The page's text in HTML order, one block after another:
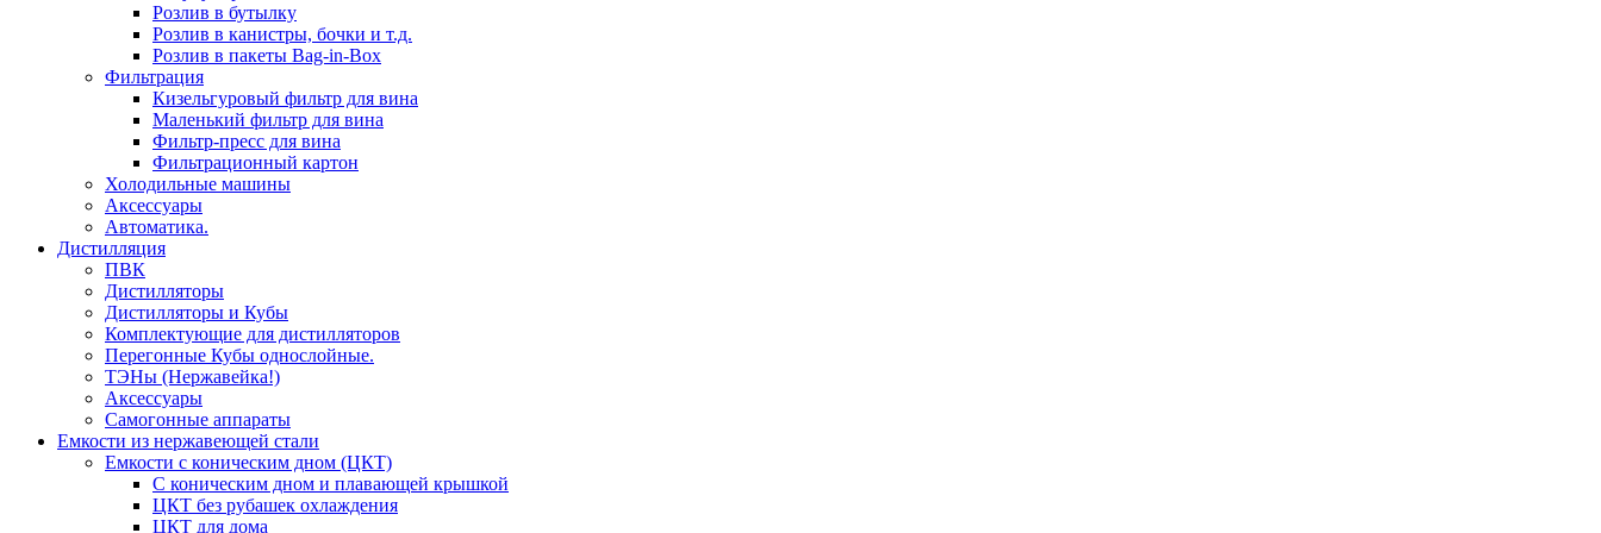
Розлив в бутылку
Розлив в канистры, бочки и т.д.
Розлив в пакеты Bag-in-Box
Фильтрация
Кизельгуровый фильтр для вина
Маленький фильтр для вина
Фильтр-пресс для вина
Фильтрационный картон
Холодильные машины
Аксессуары
Автоматика.
Дистилляция
ПВК
Дистилляторы
Дистилляторы и Кубы
Комплектующие для дистилляторов
Перегонные Кубы однослойные.
ТЭНы (Нержавейка!)
Аксессуары
Самогонные аппараты
Емкости из нержавеющей стали
Емкости с коническим дном (ЦКТ)
С коническим дном и плавающей крышкой
ЦКТ без рубашек охлаждения
ЦКТ для дома